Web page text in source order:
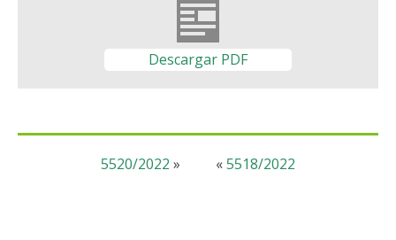
Descargar PDF
«5518/2022
5520/2022 »